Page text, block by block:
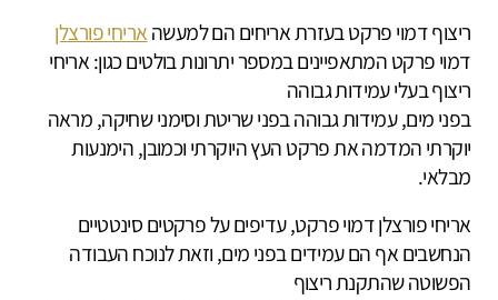
ריצוף דמוי פרקט בעזרת אריחים הם למעשהאריחי פורצלן
דמוי פרקט המתאפיינים במספר יתרונות בולטים כגון: אריחי
ריצוף בעלי עמידות גבוהה
בפני מים, עמידות גבוהה בפני שריטת וסימני שחיקה, מראה
יוקרתי המדמה את פרקט העץ היוקרתי וכמובן, הימנעות
מבלאי.
אריחי פורצלן דמוי פרקט, עדיפים על פרקטים סינטטיים
הנחשבים אף הם עמידים בפני מים, וזאת לנוכח העבודה
הפשוטה שהתקנת ריצוף